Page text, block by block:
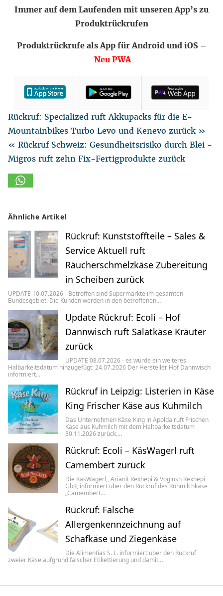
Immer auf dem Laufenden mit unseren App’s zu
Produktrückrufen
Produktrückrufe als App für Android und iOS –
Neu PWA
Rückruf: Specialized ruft Akkupacks für die E-
Mountainbikes Turbo Levo und Kenevo zurück »
« Rückruf Schweiz: Gesundheitsrisiko durch Blei -
Migros ruft zehn Fix-Fertigprodukte zurück
Ähnliche Artikel
Rückruf: Kunststoffteile – Sales &
Service Aktuell ruft
Räucherschmelzkäse Zubereitung
in Scheiben zurück
UPDATE 10.07.2026 - Betroffen sind Supermärkte im gesamten
Bundesgebiet. Die Kunden werden in den betroffenen…
Update Rückruf: Ecoli – Hof
Dannwisch ruft Salatkäse Kräuter
zurück
UPDATE 08.07.2026 - es wurde ein weiteres
Halbarkeitsdatum hinzugefügt: 24.07.2026 Der Hersteller Hof Dannwisch
informiert…
Rückruf in Leipzig: Listerien in Käse
King Frischer Käse aus Kuhmilch
Das Unternehmen Käse King in Apolda ruft Frischen
Käse aus Kuhmilch mit dem Haltbarkeitsdatum
30.11.2026 zurück.…
Rückruf: Ecoli – KäsWagerl ruft
Camembert zurück
Die KäsWagerl,, Arianit Rexhepi & Voglush Rexhepi
GbR, informiert über den Rückruf des Rohmilchkäse
„Camembert…
Rückruf: Falsche
Allergenkennzeichnung auf
Schafkäse und Ziegenkäse
Die Alimentias S. L. informiert über den Rückruf
zweier Käse aufgrund falscher Etikettierung und damit…